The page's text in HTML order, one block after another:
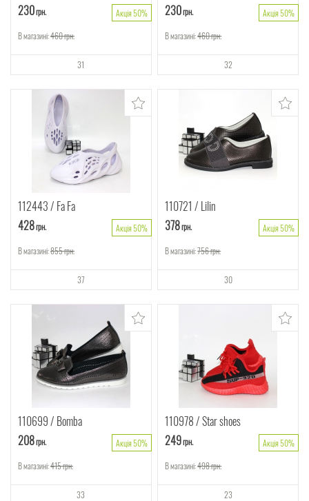
230грн.
Акція 50%
В магазині:460грн.
31
230грн.
Акція 50%
В магазині:460грн.
32
112443 Fa Fa
428грн.
Акція 50%
В магазині:855грн.
37
110721
Lilin
378грн.
Акція 50%
В магазині:756грн.
30
110699 Bomba
208грн.
Акція 50%
В магазині:415грн.
33
110978 Star shoes
249грн.
Акція 50%
В магазині:498грн.
23